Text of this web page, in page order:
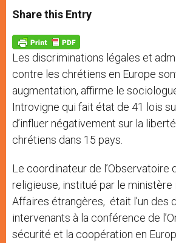
t
s
p
p
s
e
g
e
r
e
b
o
k
Share this Entry
Les discriminations légales et
contre les chrétiens en Europe
augmentation, affirme le
Introvigne qui fait état de 41 lois
d’influer négativement sur la
chrétiens dans 15 pays.
Le coordinateur de l’Observatoire
religieuse, institué par le ministère
Affaires étrangères, était l’un des
intervenants à la conférence de
sécurité et la coopération en